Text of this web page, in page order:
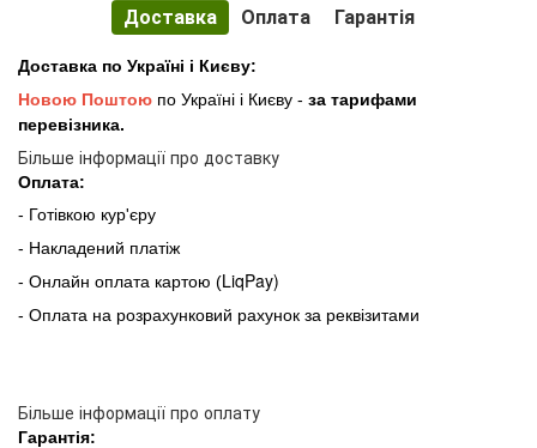
Доставка Оплата Гарантія
Доставка по Україні і Києву:
Новою Поштою по Україні і Києву - за тарифами
перевізника.
Більше інформації про доставку
Оплата:
- Готівкою кур'єру
- Накладений платіж
- Онлайн оплата картою (LiqPay)
- Оплата на розрахунковий рахунок за реквізитами
Більше інформації про оплату
Гарантія: